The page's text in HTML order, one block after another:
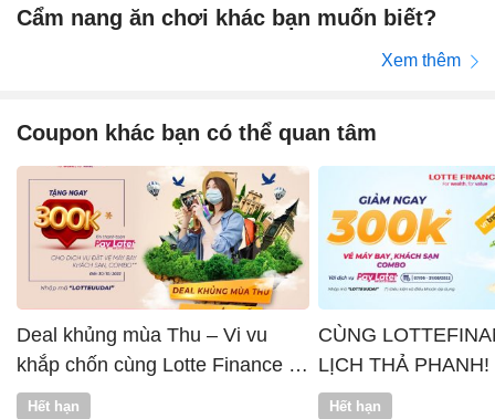
Cẩm nang ăn chơi khác bạn muốn biết?
Xem thêm
Coupon khác bạn có thể quan tâm
Deal khủng mùa Thu – Vi vu
khắp chốn cùng Lotte Finance x
Vntrip
Hết hạn
CÙNG
LỊCH THẢ PHANH!
Hết hạn